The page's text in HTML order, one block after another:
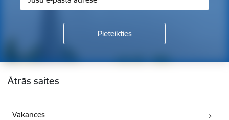
Kājene
Ātrās saites
Vakances